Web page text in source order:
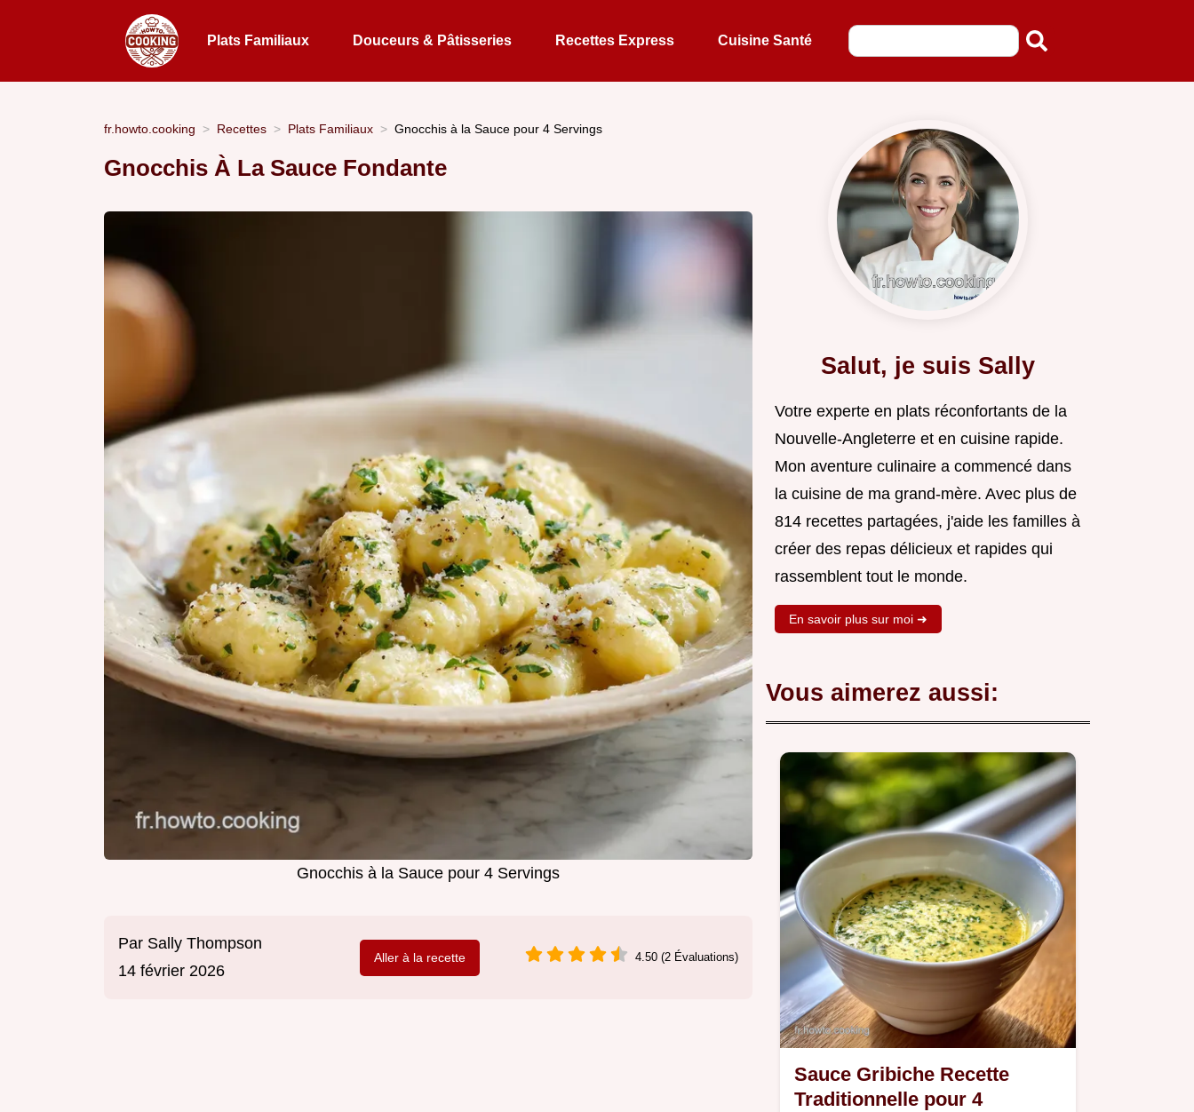
Plats Familiaux Douceurs & Pâtisseries Recettes Express Cuisine Santé
fr.howto.cooking Recettes Plats Familiaux Gnocchis à la Sauce pour 4 Servings
Gnocchis À La Sauce Fondante
Gnocchis à la Sauce pour 4 Servings
Par Sally Thompson
14 février 2026
Aller à la recette 4.50 (2 Évaluations)
Salut, je suis Sally
Votre experte en plats réconfortants de la
Nouvelle-Angleterre et en cuisine rapide.
Mon aventure culinaire a commencé dans
la cuisine de ma grand-mère. Avec plus de
814 recettes partagées, j'aide les familles à
créer des repas délicieux et rapides qui
rassemblent tout le monde.
En savoir plus sur moi ➜
Vous aimerez aussi:
Sauce Gribiche Recette
Traditionnelle pour 4